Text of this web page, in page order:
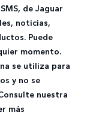
de Jaguar
noticias,
Puede
momento.
se utiliza para
y no se
nuestra
más